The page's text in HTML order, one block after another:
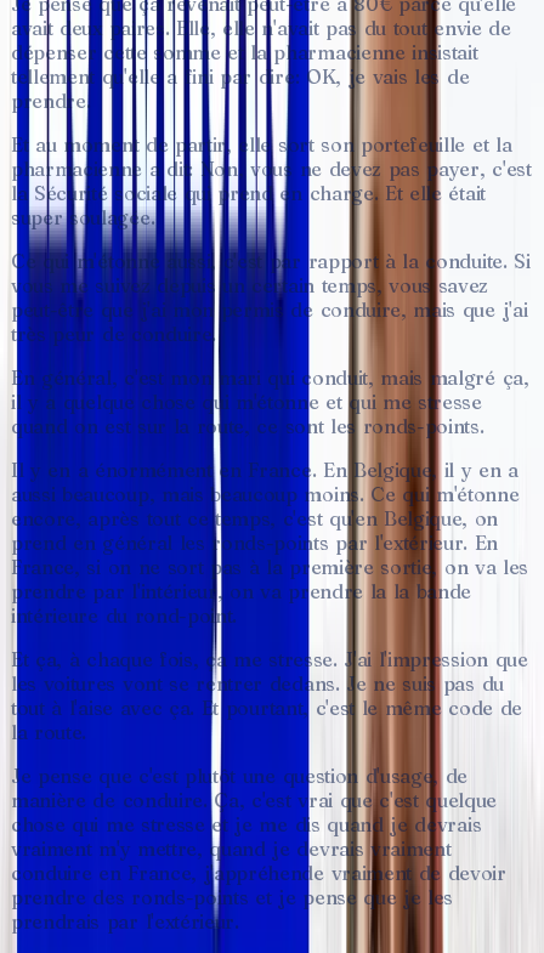
avait deux paires. Elle, elle n'avait pas du tout envie de
dépenser cette somme et la pharmacienne insistait
tellement qu'elle a fini par dire: OK, je vais les de
prendre.
Et au moment de partir, elle sort son portefeuille et la
pharmacienne a dit: Non, vous ne devez pas payer, c'est
la Sécurité sociale qui prend en charge. Et elle était
super soulagée.
Ce qui m'étonne aussi, c'est par rapport à la conduite. Si
vous me suivez depuis un certain temps, vous savez
peut-être que j'ai mon permis de conduire, mais que j'ai
très peur de conduire.
En général, c'est mon mari qui conduit, mais malgré ça,
il y a quelque chose qui m'étonne et qui me stresse
quand on est sur la route, ce sont les ronds-points.
Il y en a énormément en France. En Belgique, il y en a
aussi beaucoup, mais beaucoup moins. Ce qui m'étonne
encore, après tout ce temps, c'est qu'en Belgique, on
prend en général les ronds-points par l'extérieur. En
France, si on ne sort pas à la première sortie, on va les
prendre par l'intérieur, on va prendre la la bande
intérieure du rond-point.
Et ça, à chaque fois, ça me stresse. J'ai l'impression que
les voitures vont se rentrer dedans. Je ne suis pas du
tout à l'aise avec ça. Et pourtant, c'est le même code de
la route.
Je pense que c'est plutôt une question d'usage, de
manière de conduire. Ça, c'est vrai que c'est quelque
chose qui me stresse et je me dis quand je devrais
vraiment m'y mettre, quand je devrais vraiment
conduire en France, j'appréhende vraiment de devoir
prendre des ronds-points et je pense que je les
prendrais par l'extérieur.